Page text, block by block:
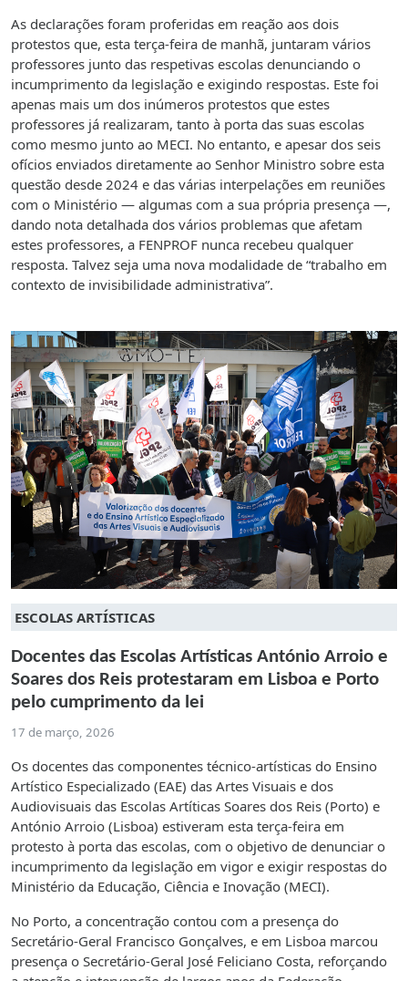
As declarações foram proferidas em reação aos dois
protestos que, esta terça-feira de manhã, juntaram vários
professores junto das respetivas escolas denunciando o
incumprimento da legislação e exigindo respostas. Este foi
apenas mais um dos inúmeros protestos que estes
professores já realizaram, tanto à porta das suas escolas
como mesmo junto ao MECI. No entanto, e apesar dos seis
ofícios enviados diretamente ao Senhor Ministro sobre esta
questão desde 2024 e das várias interpelações em reuniões
com o Ministério — algumas com a sua própria presença —,
dando nota detalhada dos vários problemas que afetam
estes professores, a FENPROF nunca recebeu qualquer
resposta. Talvez seja uma nova modalidade de “trabalho em
contexto de invisibilidade administrativa”.
ESCOLAS ARTÍSTICAS
Docentes das Escolas Artísticas António Arroio e
Soares dos Reis protestaram em Lisboa e Porto
pelo cumprimento da lei
17 de março, 2026
Os docentes das componentes técnico-artísticas do Ensino
Artístico Especializado (EAE) das Artes Visuais e dos
Audiovisuais das Escolas Artíticas Soares dos Reis (Porto) e
António Arroio (Lisboa) estiveram esta terça-feira em
protesto à porta das escolas, com o objetivo de denunciar o
incumprimento da legislação em vigor e exigir respostas do
Ministério da Educação, Ciência e Inovação (MECI).
No Porto, a concentração contou com a presença do
Secretário-Geral Francisco Gonçalves, e em Lisboa marcou
presença o Secretário-Geral José Feliciano Costa, reforçando